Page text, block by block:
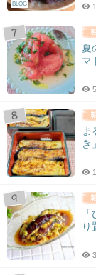
BLOG
夏
マ
ま
き」
り